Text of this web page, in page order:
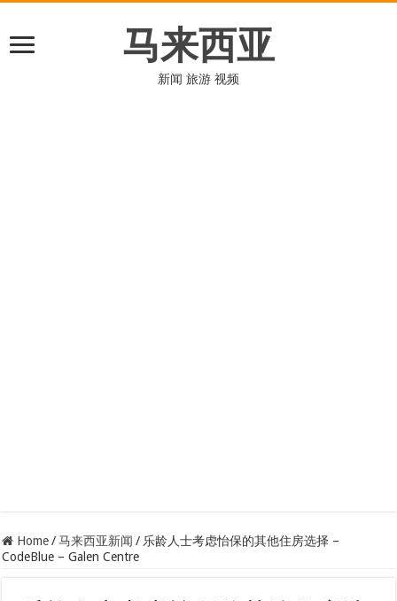
马来西亚
新闻 旅游 视频
Home / 马来西亚新闻 / 乐龄人士考虑怡保的其他住房选择 –
CodeBlue – Galen Centre